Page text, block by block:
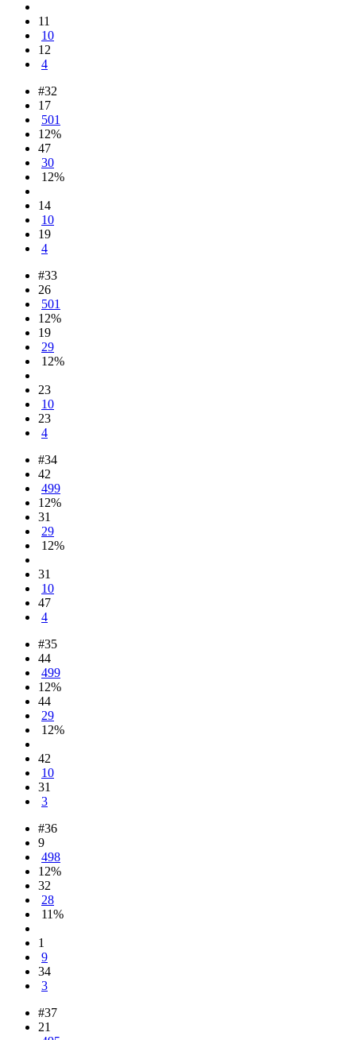
11
10
12
4
#32
17
501
12%
47
30
12%
14
10
19
4
#33
26
501
12%
19
29
12%
23
10
23
4
#34
42
499
12%
31
29
12%
31
10
47
4
#35
44
499
12%
44
29
12%
42
10
31
3
#36
9
498
12%
32
28
11%
1
9
34
3
#37
21